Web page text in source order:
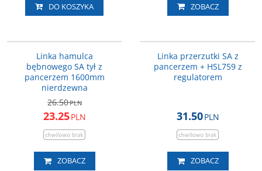
DO KOSZYKA ZOBACZ
Linka hamulca
bębnowego SA tył z
pancerzem 1600mm
nierdzewna
26.50PLN
23.25PLN
ZOBACZ
Linka przerzutki SA z
pancerzem + HSL759 z
regulatorem
31.50PLN
ZOBACZ